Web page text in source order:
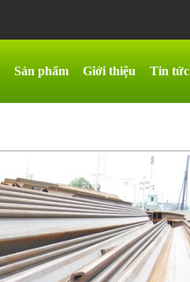
Sản phẩm Giới thiệu Tin tức